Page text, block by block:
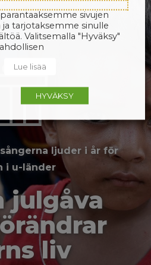
ljuder i år för
i u-länder
julgåva
liv
sivujen
ja tarjotaksemme sinulle
Valitsemalla "Hyväksy"
Lue lisää
HYVÄKSY